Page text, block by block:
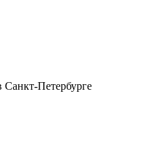
Петербурге